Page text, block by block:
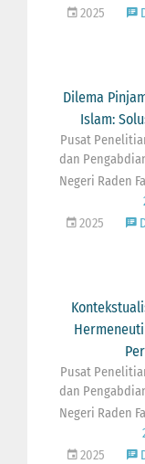
2025
Dilema
Islam:
Pusat
dan
Negeri Raden
2025
Pusat
dan
Negeri Raden
2025